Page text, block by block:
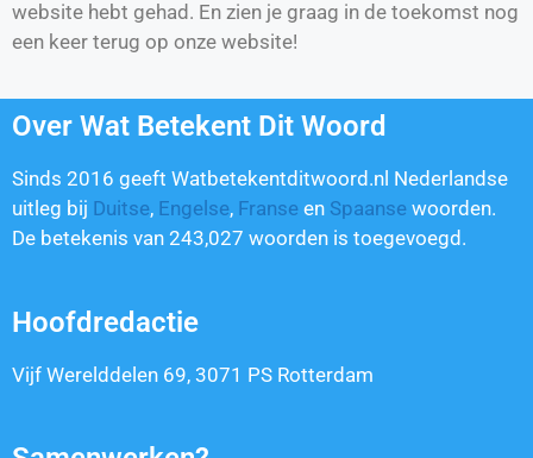
website hebt gehad. En zien je graag in de toekomst nog
een keer terug op onze website!
Over Wat Betekent Dit Woord
Sinds 2016 geeft Watbetekentditwoord.nl Nederlandse
uitleg bij Duitse, Engelse, Franse en Spaanse woorden.
De betekenis van 243,027 woorden is toegevoegd.
Hoofdredactie
Vijf Werelddelen 69, 3071 PS Rotterdam